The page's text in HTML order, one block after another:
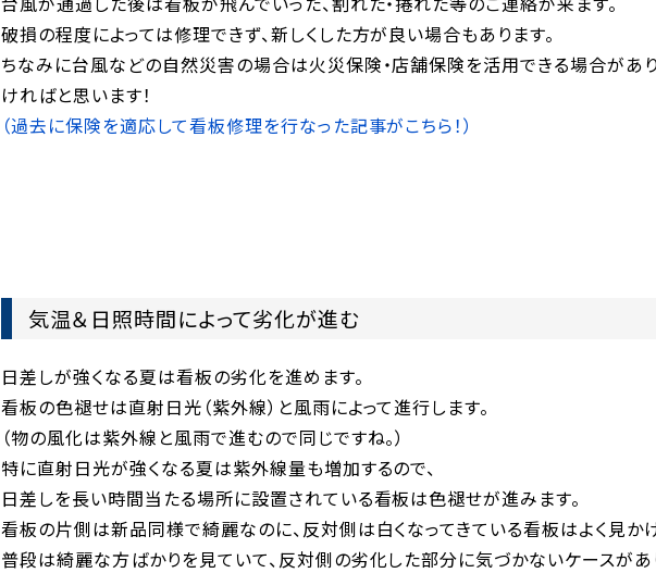
破損の程度によっては修理できず、新しくした方が良い場合もあります。
ちなみに台風などの自然災害の場合は火災保険・店舗保険を活用できる場合があ
ければと思います！
（過去に保険を適応して看板修理を行なった記事がこちら！）
気温＆日照時間によって劣化が進む
日差しが強くなる夏は看板の劣化を進めます。
看板の色褪せは直射日光（紫外線）と風雨によって進行します。
（物の風化は紫外線と風雨で進むので同じですね。）
特に直射日光が強くなる夏は紫外線量も増加するので、
日差しを長い時間当たる場所に設置されている看板は色褪せが進みます。
看板の片側は新品同様で綺麗なのに、反対側は白くなってきている看板はよく見かけ
普段は綺麗な方ばかりを見ていて、反対側の劣化した部分に気づかないケースがあ